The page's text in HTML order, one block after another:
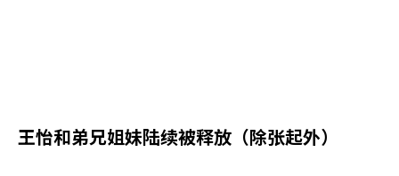
王怡和弟兄姐妹陆续被释放（除张起外）